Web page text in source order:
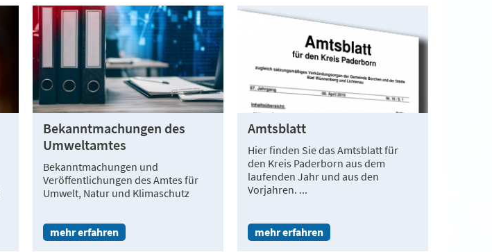
Bekanntmachungen des
Umweltamtes
Bekanntmachungen und
Veröffentlichungen des Amtes für
Umwelt, Natur und Klimaschutz
mehr erfahren
Amtsblatt
Hier finden Sie das Amtsblatt für
den Kreis Paderborn aus dem
laufenden Jahr und aus den
Vorjahren. ...
mehr erfahren